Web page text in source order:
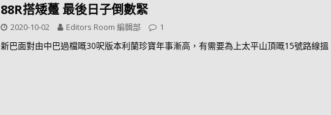
88R搭矮躉 最後日子倒數緊
2020-10-02 Editors Room 編輯部 1
新巴面對由中巴過檔嘅30呎版本利蘭珍寶年事漸高，有需要為上太平山頂嘅15號路線搵